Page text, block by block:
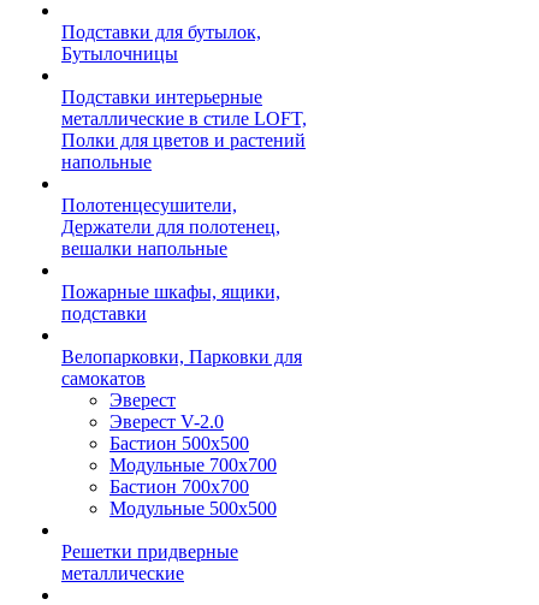
Подставки для бутылок,
Бутылочницы
Подставки интерьерные
металлические в стиле LOFT,
Полки для цветов и растений
напольные
Полотенцесушители,
Держатели для полотенец,
вешалки напольные
Пожарные шкафы, ящики,
подставки
Велопарковки, Парковки для
самокатов
Эверест
Эверест V-2.0
Бастион 500х500
Модульные 700х700
Бастион 700х700
Модульные 500х500
Решетки придверные
металлические